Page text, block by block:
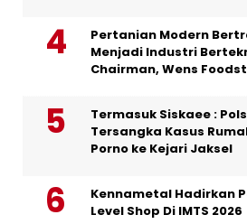
Pertanian Modern
Menjadi Industri
Chairman, Wens
Termasuk Siskaee :
Tersangka Kasus
Porno ke Kejari Jaksel
Kennametal Hadirkan
Level Shop Di IMTS 2026